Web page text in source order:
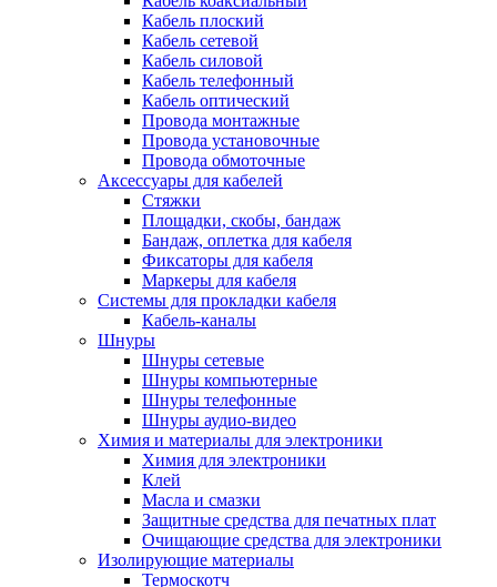
Кабель плоский
Кабель сетевой
Кабель силовой
Кабель телефонный
Кабель оптический
Провода монтажные
Провода установочные
Провода обмоточные
Аксессуары для кабелей
Стяжки
Площадки, скобы, бандаж
Бандаж, оплетка для кабеля
Фиксаторы для кабеля
Маркеры для кабеля
Системы для прокладки кабеля
Кабель-каналы
Шнуры
Шнуры сетевые
Шнуры компьютерные
Шнуры телефонные
Шнуры аудио-видео
Химия и материалы для электроники
Химия для электроники
Клей
Масла и смазки
Защитные средства для печатных плат
Очищающие средства для электроники
Изолирующие материалы
Термоскотч